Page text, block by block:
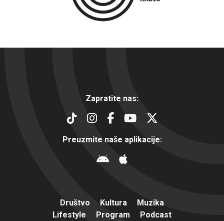
Zapratite nas:
Preuzmite naše aplikacije:
Društvo Kultura
Muzika
Lifestyle
Program
Podcast